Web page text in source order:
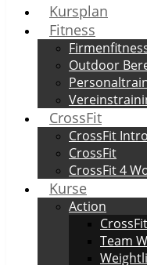
Kursplan
Fitness
Outdoor
CrossFit
CrossFit Intro
CrossFit
CrossFit 4
Kurse
Action
CrossFit
Team